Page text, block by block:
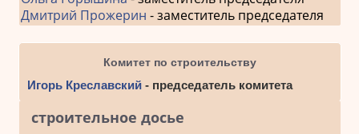
Дмитрий Прожерин - заместитель председателя
Комитет по строительству
Игорь Креславский - председатель комитета
строительное досье